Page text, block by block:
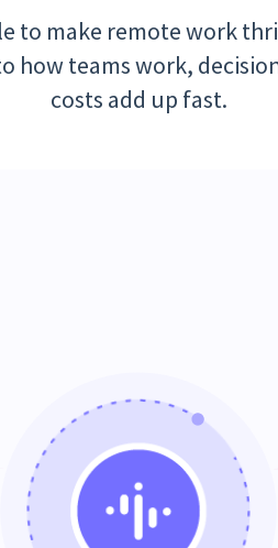
to make remote work
how teams work,
costs add up fast.